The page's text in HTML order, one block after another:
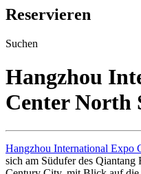
Reservieren
Suchen
Hangzhou
Center North
Hangzhou International Expo
sich am Südufer des